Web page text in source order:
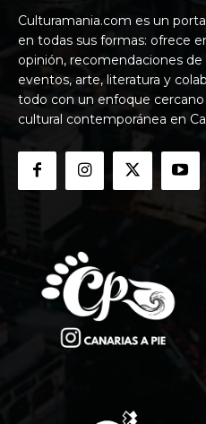
Culturamania.com es un
en todas sus formas: ofrece
opinión, recomendaciones de
eventos, arte, literatura y
todo con un enfoque cercano
cultural contemporánea en